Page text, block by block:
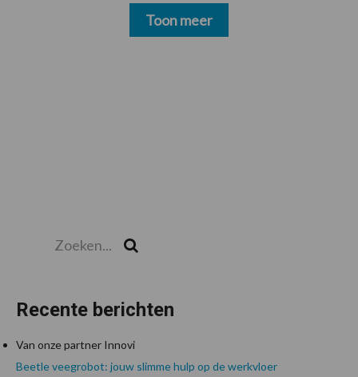
Toon meer
Recente berichten
Van onze partner Innovi
Beetle veegrobot: jouw slimme hulp op de werkvloer